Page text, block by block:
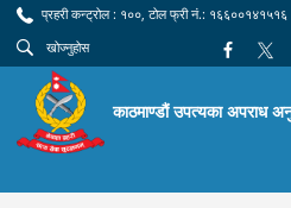
प्रहरी कन्ट्रोल : १००, टोल फ्री नं.: १६६००१४१५१६
काठमाण्डौं उपत्यका अपराध